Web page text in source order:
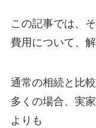
この記事では、
費用について、
通常の相続と比
多くの場合、実
よりも